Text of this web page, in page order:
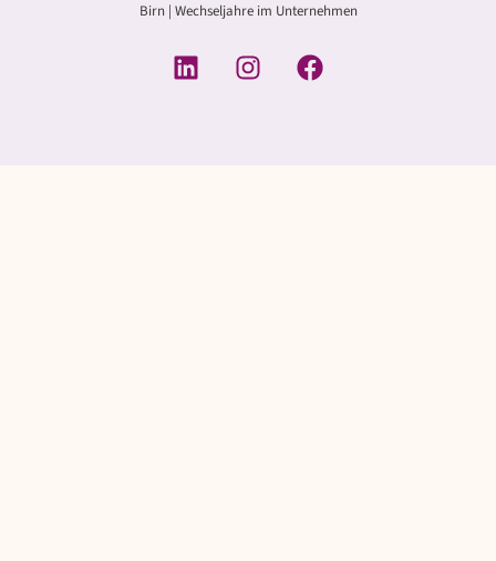
Birn | Wechseljahre im Unternehmen